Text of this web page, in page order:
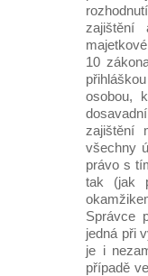
zajištění
10
osobou,
zajištění
všechny
právo s
tak (jak
Správce
jedná při
je i
případě